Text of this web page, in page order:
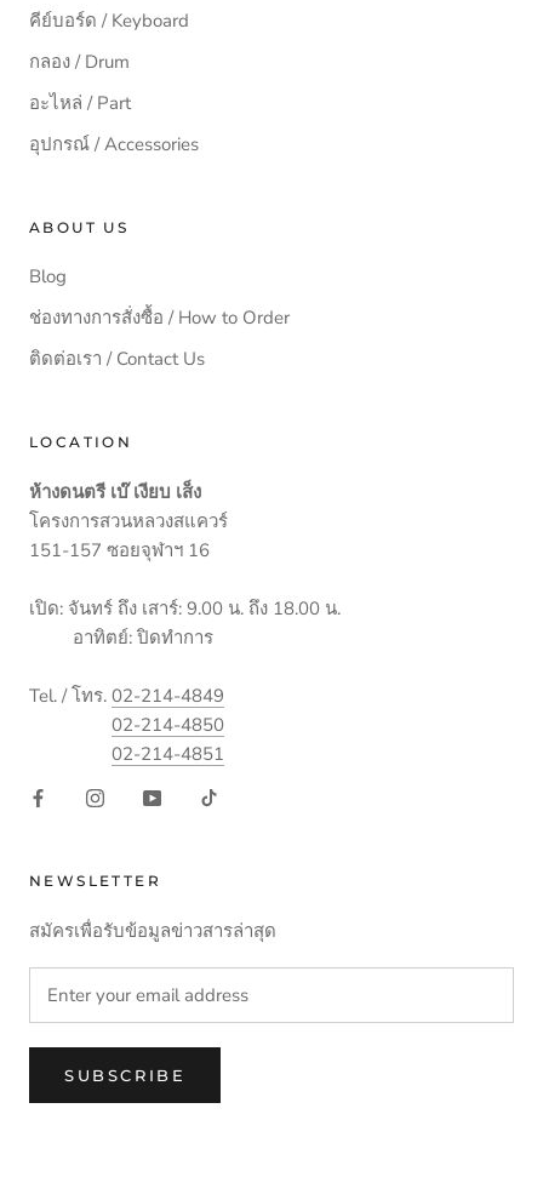
คีย์บอร์ด / Keyboard
กลอง / Drum
อะไหล่ / Part
อุปกรณ์ / Accessories
ABOUT US
Blog
ช่องทางการสั่งซื้อ / How to Order
ติดต่อเรา / Contact Us
LOCATION
ห้างดนตรี เบ๊ เงียบ เส็ง
โครงการสวนหลวงสแควร์
151-157 ซอยจุฬาฯ 16
เปิด: จันทร์ ถึง เสาร์: 9.00 น. ถึง 18.00 น.
อาทิตย์: ปิดทำการ
Tel. / โทร. 02-214-4849
02-214-4850
02-214-4851
NEWSLETTER
สมัครเพื่อรับข้อมูลข่าวสารล่าสุด
SUBSCRIBE